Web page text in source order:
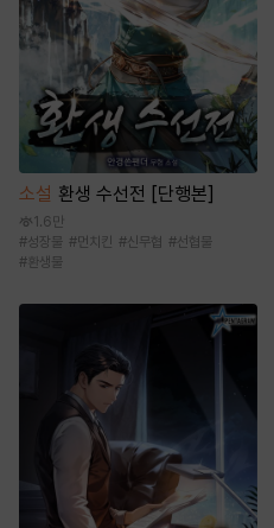
소설 환생 수선전 [단행본]
1.6만
#성장물 #먼치킨 #신무협 #선협물
# 환생물